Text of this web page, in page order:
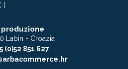
Labin - Croazia
(0)52 851 627